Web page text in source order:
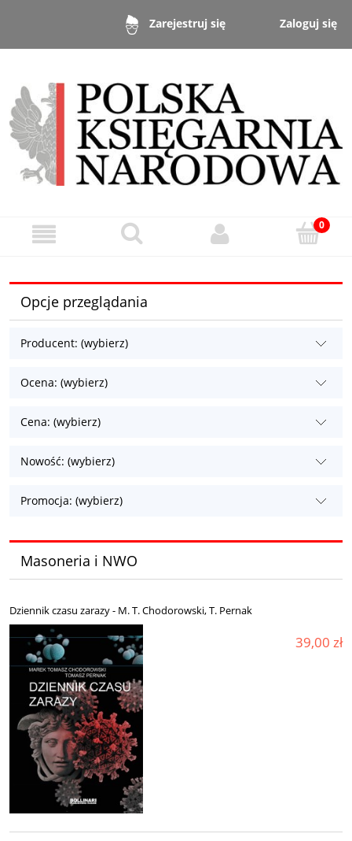
Zarejestruj się Zaloguj się
Opcje przeglądania
Producent: (wybierz)
Ocena: (wybierz)
Cena: (wybierz)
Nowość: (wybierz)
Promocja: (wybierz)
Masoneria i NWO
Dziennik czasu zarazy - M. T. Chodorowski, T. Pernak
39,00 zł